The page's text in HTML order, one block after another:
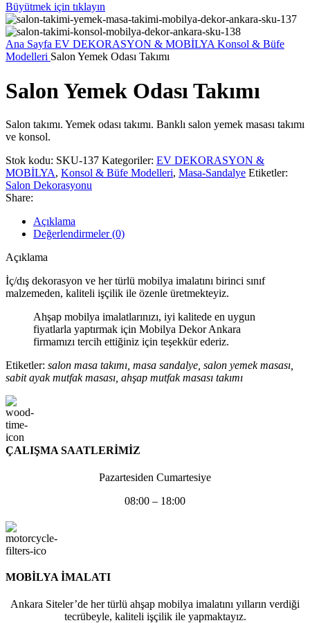
Büyütmek için tıklayın
Ana Sayfa EV DEKORASYON & MOBİLYA Konsol & Büfe
Modelleri Salon Yemek Odası Takımı
Salon Yemek Odası Takımı
Salon takımı. Yemek odası takımı. Banklı salon yemek masası takımı
ve konsol.
Stok kodu: SKU-137 Kategoriler: EV DEKORASYON &
MOBİLYA, Konsol & Büfe Modelleri, Masa-Sandalye Etiketler:
Salon Dekorasyonu
Share:
Açıklama
Değerlendirmeler (0)
Açıklama
İç/dış dekorasyon ve her türlü mobilya imalatını birinci sınıf
malzemeden, kaliteli işçilik ile özenle üretmekteyiz.
Ahşap mobilya imalatlarınızı, iyi kalitede en uygun
fiyatlarla yaptırmak için Mobilya Dekor Ankara
firmamızı tercih ettiğiniz için teşekkür ederiz.
Etiketler: salon masa takımı, masa sandalye, salon yemek masası,
sabit ayak mutfak masası, ahşap mutfak masası takımı
ÇALIŞMA SAATLERİMİZ
Pazartesiden Cumartesiye
08:00 – 18:00
MOBİLYA İMALATI
Ankara Siteler’de her türlü ahşap mobilya imalatını yılların verdiği
tecrübeyle, kaliteli işçilik ile yapmaktayız.